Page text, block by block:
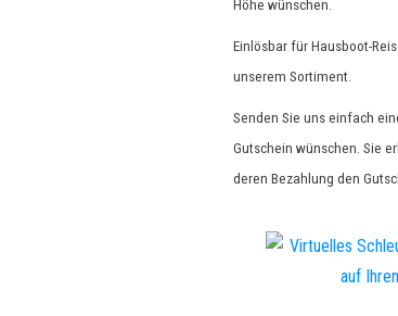
Höhe wünschen.
Einlösbar für Hausboot-
unserem Sortiment.
Senden Sie uns einfach
Gutschein wünschen. Sie
deren Bezahlung den